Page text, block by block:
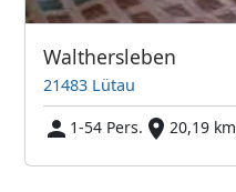
Walthersleben
21483 Lütau
1-54 Pers.
20,19 km